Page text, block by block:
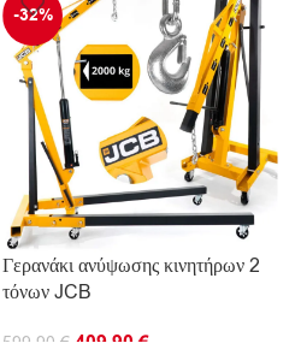
-32%
Γερανάκι ανύψωσης κινητήρων 2
τόνων JCB
599.90€ 409.90€